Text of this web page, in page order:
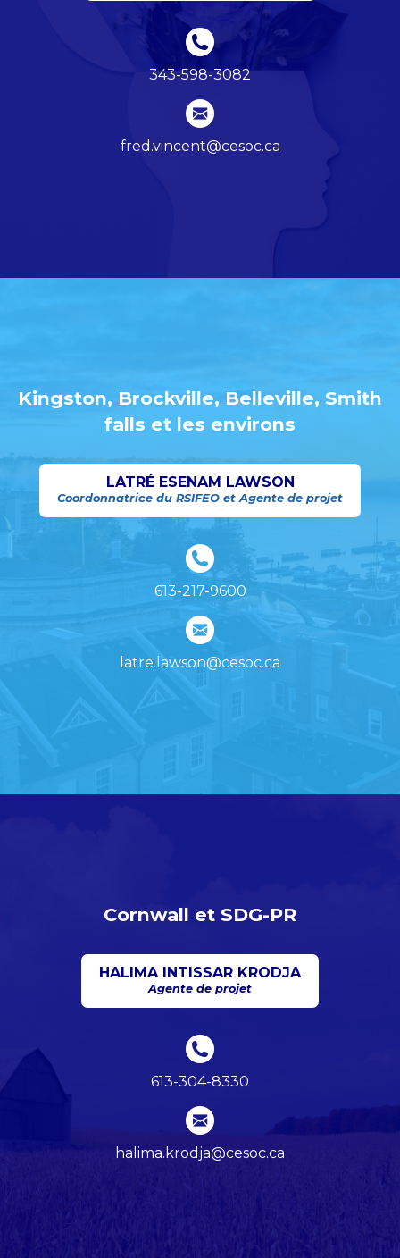
343-598-3082
fred.vincent@cesoc.ca
Kingston, Brockville, Belleville, Smith
falls et les environs
LATRÉ ESENAM LAWSON
Coordonnatrice du RSIFEO et Agente de projet
613-217-9600
latre.lawson@cesoc.ca
Cornwall et SDG-PR
HALIMA INTISSAR KRODJA
Agente de projet
613-304-8330
halima.krodja@cesoc.ca